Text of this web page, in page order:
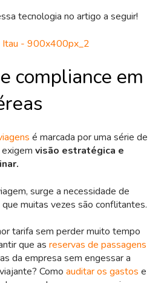
tecnologia no artigo a seguir!
compliance em
é marcada por uma série de
visão estratégica e
surge a necessidade de
muitas vezes são conflitantes.
tarifa sem perder muito tempo
que as reservas de passagens
da empresa sem engessar a
Como auditar os gastos e